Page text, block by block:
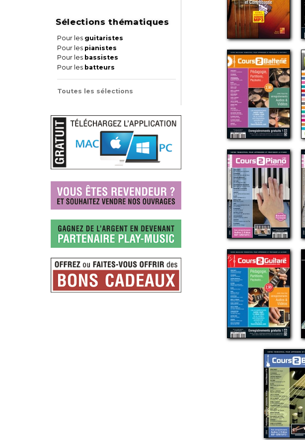
Sélections thématiques
Pour les guitaristes
Pour les pianistes
Pour les bassistes
Pour les batteurs
Toutes les sélections